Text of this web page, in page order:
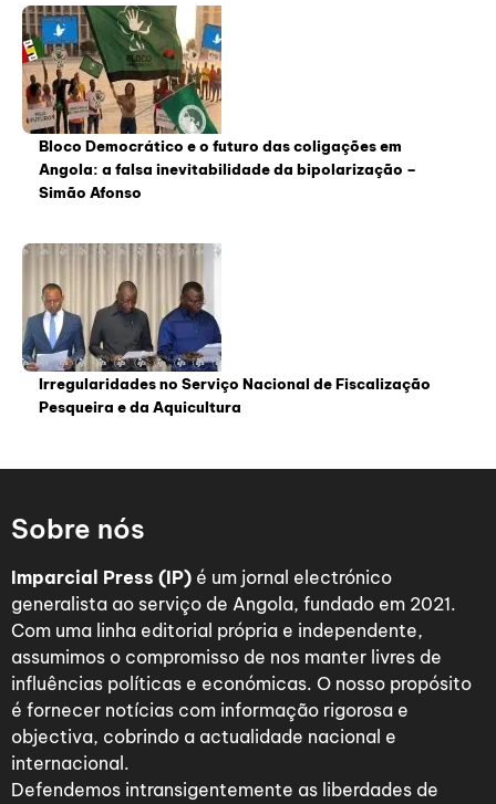
Bloco Democrático e o futuro das coligações em
Angola: a falsa inevitabilidade da bipolarização –
Simão Afonso
Irregularidades no Serviço Nacional de Fiscalização
Pesqueira e da Aquicultura
Sobre nós
Imparcial Press (IP) é um jornal electrónico
generalista ao serviço de Angola, fundado em 2021.
Com uma linha editorial própria e independente,
assumimos o compromisso de nos manter livres de
influências políticas e económicas. O nosso propósito
é fornecer notícias com informação rigorosa e
objectiva, cobrindo a actualidade nacional e
internacional.
Defendemos intransigentemente as liberdades de